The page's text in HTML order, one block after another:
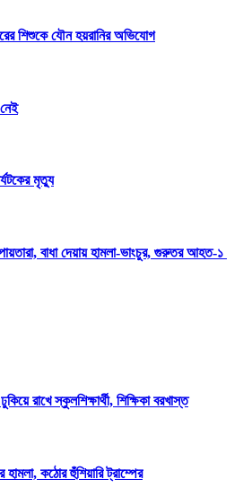
শিশুকে যৌন হয়রানির অভিযোগ
মৃত্যু
বাধা দেয়ায় হামলা-ভাংচুর, গুরুতর আহত-১
রাখে স্কুলশিক্ষার্থী, শিক্ষিকা বরখাস্ত
হামলা, কঠোর হুঁশিয়ারি ট্রাম্পের